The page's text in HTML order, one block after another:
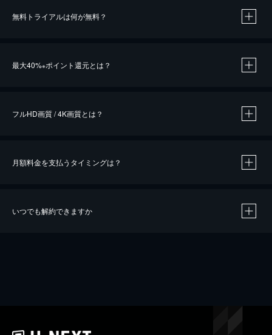
無料トライアルは何が無料？
最大40%※ポイント還元とは？
※40％ポイント還元の対象は、クレジットカード決済による作品の購入 / レンタルです。
iOSアプリのUコイン決済による作品の購入 / レンタルは、20％のポイント還元です。
フルHD画質 / 4K画質とは？
月額料金を支払うタイミングは？
いつでも解約できますか